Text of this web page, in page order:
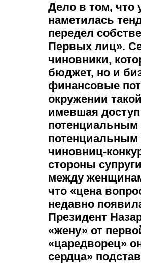
Дело в том, что
наметилась
передел
Первых лиц».
чиновники,
бюджет, но и
финансовые
окружении
имевшая
потенциальным
потенциальным
чиновниц-
стороны
между
что «цена
недавно
Президент
«жену» от
«царедворец»
сердца»